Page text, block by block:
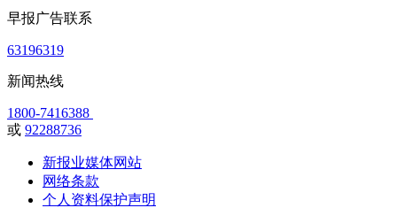
早报广告联系
63196319
新闻热线
1800-7416388
或 92288736
新报业媒体网站
网络条款
个人资料保护声明